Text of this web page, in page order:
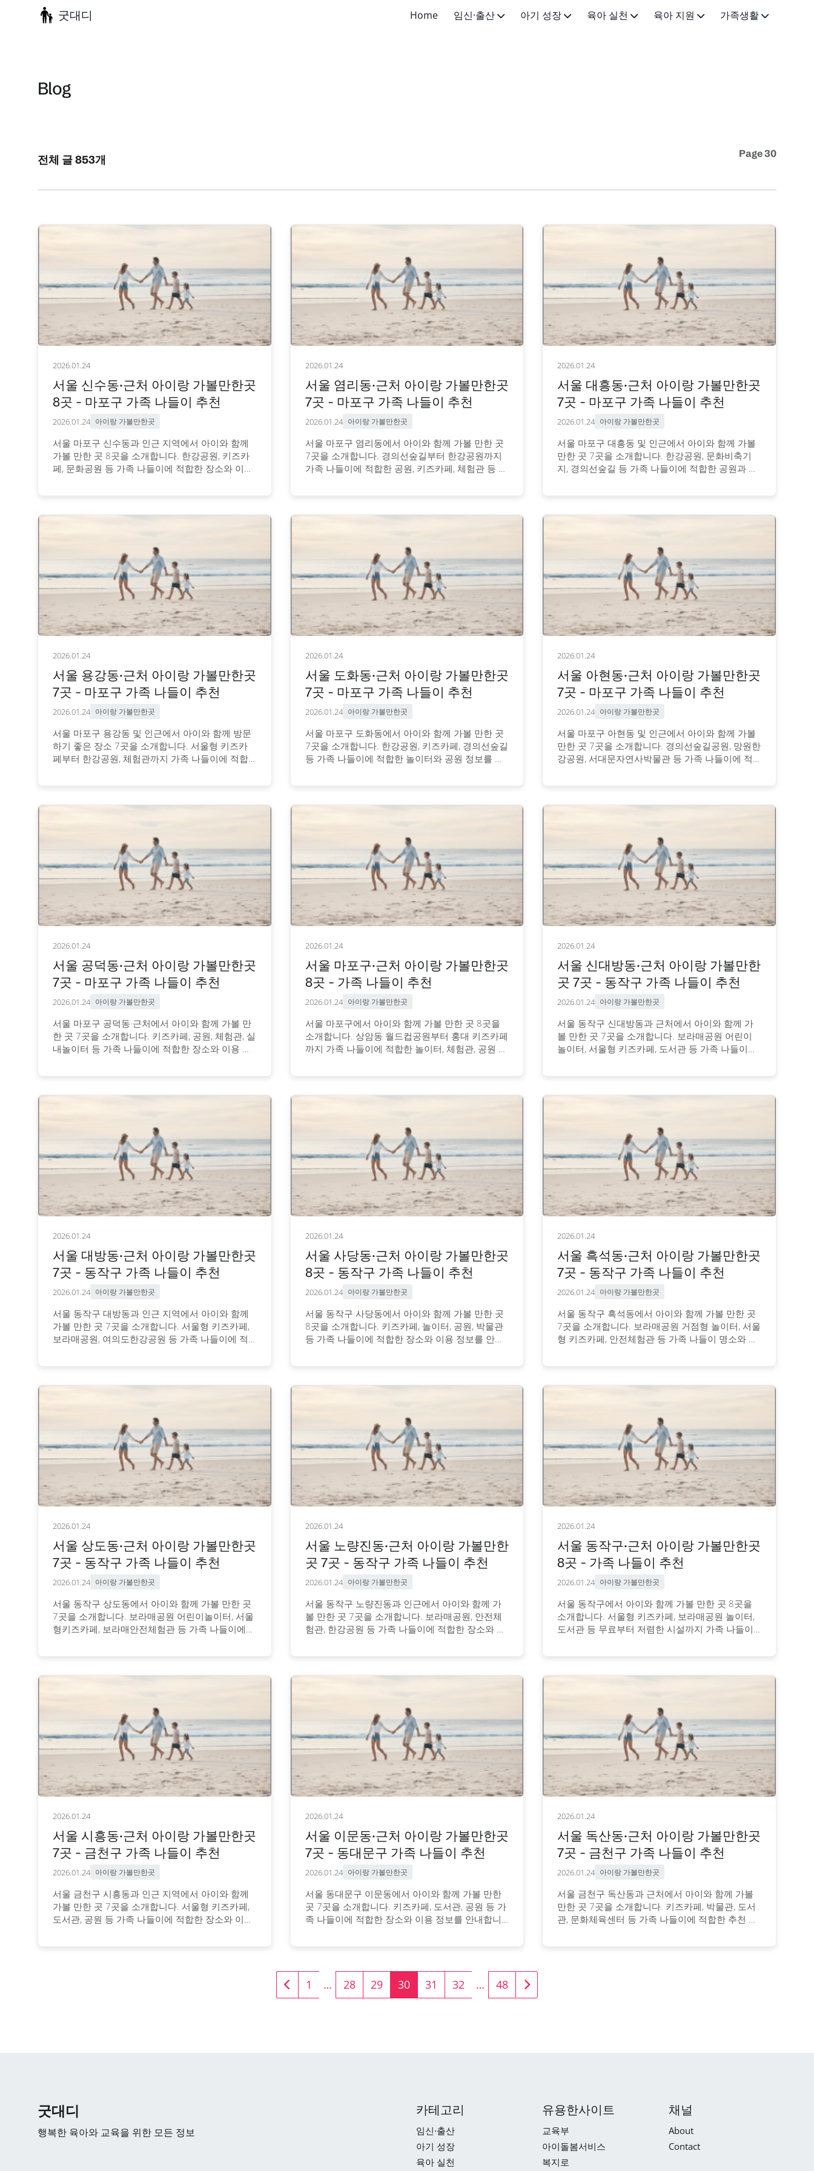
굿대디 Home 임신·출산 아기 성장 육아 실천 육아 지원 가족생활
Blog
전체 글 853개 Page 30
2026.01.24
서울 신수동·근처 아이랑 가볼만한곳
8곳 - 마포구 가족 나들이 추천
2026.01.24 아이랑 가볼만한곳
서울 마포구 신수동과 인근 지역에서 아이와 함께
가볼 만한 곳 8곳을 소개합니다. 한강공원, 키즈카
페, 문화공원 등 가족 나들이에 적합한 장소와 이용
2026.01.24
서울 염리동·근처 아이랑 가볼만한곳
7곳 - 마포구 가족 나들이 추천
2026.01.24 아이랑 가볼만한곳
서울 마포구 염리동에서 아이와 함께 가볼 만한 곳
7곳을 소개합니다. 경의선숲길부터 한강공원까지
가족 나들이에 적합한 공원, 키즈카페, 체험관 등 추
2026.01.24
서울 대흥동·근처 아이랑 가볼만한곳
7곳 - 마포구 가족 나들이 추천
2026.01.24 아이랑 가볼만한곳
서울 마포구 대흥동 및 인근에서 아이와 함께 가볼
만한 곳 7곳을 소개합니다. 한강공원, 문화비축기
지, 경의선숲길 등 가족 나들이에 적합한 공원과 체
2026.01.24
서울 용강동·근처 아이랑 가볼만한곳
7곳 - 마포구 가족 나들이 추천
2026.01.24 아이랑 가볼만한곳
서울 마포구 용강동 및 인근에서 아이와 함께 방문
하기 좋은 장소 7곳을 소개합니다. 서울형 키즈카
페부터 한강공원, 체험관까지 가족 나들이에 적합
2026.01.24
서울 도화동·근처 아이랑 가볼만한곳
7곳 - 마포구 가족 나들이 추천
2026.01.24 아이랑 가볼만한곳
서울 마포구 도화동에서 아이와 함께 가볼 만한 곳
7곳을 소개합니다. 한강공원, 키즈카페, 경의선숲길
등 가족 나들이에 적합한 놀이터와 공원 정보를 안
2026.01.24
서울 아현동·근처 아이랑 가볼만한곳
7곳 - 마포구 가족 나들이 추천
2026.01.24 아이랑 가볼만한곳
서울 마포구 아현동 및 인근에서 아이와 함께 가볼
만한 곳 7곳을 소개합니다. 경의선숲길공원, 망원한
강공원, 서대문자연사박물관 등 가족 나들이에 적
2026.01.24
서울 공덕동·근처 아이랑 가볼만한곳
7곳 - 마포구 가족 나들이 추천
2026.01.24 아이랑 가볼만한곳
서울 마포구 공덕동·근처에서 아이와 함께 가볼 만
한 곳 7곳을 소개합니다. 키즈카페, 공원, 체험관, 실
내놀이터 등 가족 나들이에 적합한 장소와 이용 정
2026.01.24
서울 마포구·근처 아이랑 가볼만한곳
8곳 - 가족 나들이 추천
2026.01.24 아이랑 가볼만한곳
서울 마포구에서 아이와 함께 가볼 만한 곳 8곳을
소개합니다. 상암동 월드컵공원부터 홍대 키즈카페
까지 가족 나들이에 적합한 놀이터, 체험관, 공원 등
2026.01.24
서울 신대방동·근처 아이랑 가볼만한
곳 7곳 - 동작구 가족 나들이 추천
2026.01.24 아이랑 가볼만한곳
서울 동작구 신대방동과 근처에서 아이와 함께 가
볼 만한 곳 7곳을 소개합니다. 보라매공원 어린이
놀이터, 서울형 키즈카페, 도서관 등 가족 나들이에
2026.01.24
서울 대방동·근처 아이랑 가볼만한곳
7곳 - 동작구 가족 나들이 추천
2026.01.24 아이랑 가볼만한곳
서울 동작구 대방동과 인근 지역에서 아이와 함께
가볼 만한 곳 7곳을 소개합니다. 서울형 키즈카페,
보라매공원, 여의도한강공원 등 가족 나들이에 적
2026.01.24
서울 사당동·근처 아이랑 가볼만한곳
8곳 - 동작구 가족 나들이 추천
2026.01.24 아이랑 가볼만한곳
서울 동작구 사당동에서 아이와 함께 가볼 만한 곳
8곳을 소개합니다. 키즈카페, 놀이터, 공원, 박물관
등 가족 나들이에 적합한 장소와 이용 정보를 안내
2026.01.24
서울 흑석동·근처 아이랑 가볼만한곳
7곳 - 동작구 가족 나들이 추천
2026.01.24 아이랑 가볼만한곳
서울 동작구 흑석동에서 아이와 함께 가볼 만한 곳
7곳을 소개합니다. 보라매공원 거점형 놀이터, 서울
형 키즈카페, 안전체험관 등 가족 나들이 명소와 이
2026.01.24
서울 상도동·근처 아이랑 가볼만한곳
7곳 - 동작구 가족 나들이 추천
2026.01.24 아이랑 가볼만한곳
서울 동작구 상도동에서 아이와 함께 가볼 만한 곳
7곳을 소개합니다. 보라매공원 어린이놀이터, 서울
형키즈카페, 보라매안전체험관 등 가족 나들이에
2026.01.24
서울 노량진동·근처 아이랑 가볼만한
곳 7곳 - 동작구 가족 나들이 추천
2026.01.24 아이랑 가볼만한곳
서울 동작구 노량진동과 인근에서 아이와 함께 가
볼 만한 곳 7곳을 소개합니다. 보라매공원, 안전체
험관, 한강공원 등 가족 나들이에 적합한 장소와 이
2026.01.24
서울 동작구·근처 아이랑 가볼만한곳
8곳 - 가족 나들이 추천
2026.01.24 아이랑 가볼만한곳
서울 동작구에서 아이와 함께 가볼 만한 곳 8곳을
소개합니다. 서울형 키즈카페, 보라매공원 놀이터,
도서관 등 무료부터 저렴한 시설까지 가족 나들이
2026.01.24
서울 시흥동·근처 아이랑 가볼만한곳
7곳 - 금천구 가족 나들이 추천
2026.01.24 아이랑 가볼만한곳
서울 금천구 시흥동과 인근 지역에서 아이와 함께
가볼 만한 곳 7곳을 소개합니다. 서울형 키즈카페,
도서관, 공원 등 가족 나들이에 적합한 장소와 이용
2026.01.24
서울 이문동·근처 아이랑 가볼만한곳
7곳 - 동대문구 가족 나들이 추천
2026.01.24 아이랑 가볼만한곳
서울 동대문구 이문동에서 아이와 함께 가볼 만한
곳 7곳을 소개합니다. 키즈카페, 도서관, 공원 등 가
족 나들이에 적합한 장소와 이용 정보를 안내합니
2026.01.24
서울 독산동·근처 아이랑 가볼만한곳
7곳 - 금천구 가족 나들이 추천
2026.01.24 아이랑 가볼만한곳
서울 금천구 독산동과 근처에서 아이와 함께 가볼
만한 곳 7곳을 소개합니다. 키즈카페, 박물관, 도서
관, 문화체육센터 등 가족 나들이에 적합한 추천 장
1 … 28 29 30 31 32 … 48
굿대디
행복한 육아와 교육을 위한 모든 정보
카테고리
임신·출산
아기 성장
육아 실천
유용한사이트
교육부
아이돌봄서비스
복지로
채널
About
Contact